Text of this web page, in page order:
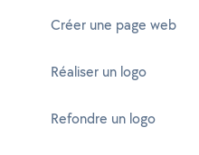
Créer une page web
Réaliser un logo
Refondre un logo